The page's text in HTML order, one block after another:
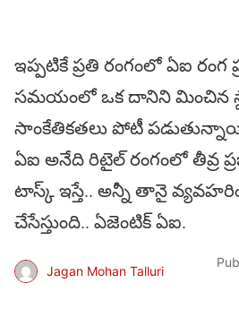
ఇప్పటికే ప్రతి రంగంలో ఏఐ రంగ
సమయంలో ఒక దానిని మించిన
సాంకేతికతలు పోటీ పడుతున్నాయి.
ఏఐ అనేది రిటైల్‌ రంగంలో తీవ్ర
టాస్క్‌ ఇస్తే.. అన్నీ తానై
చేసేస్తుంది.. ఏజెంటిక్‌ ఏఐ.
Jagan Mohan Talluri